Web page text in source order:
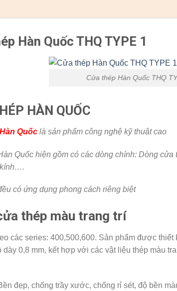
Hàn Quốc THQ TYPE 1
Cửa thép Hàn Quốc THQ
HÀN QUỐC
Quốclà sản phẩm công nghệ kỹ thuật cao
Quốc hiện gồm có các dòng chính: Dòng cửa
có ứng dụng phong cách riêng biệt
thép màu trang trí
các series: 400,500,600. Sản phẩm được
dày 0,8 mm, kết hợp với các vật liệu thép màu
đẹp, chống trầy xước, chống rỉ sét, độ bền